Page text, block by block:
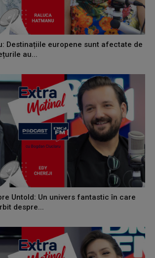
Destinațiile europene sunt afectate de
au...
Untold: Un univers fantastic în care
despre...